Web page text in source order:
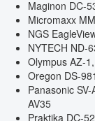
Maginon DC-
Micromaxx
NGS
NYTECH ND-
Olympus AZ-
Oregon DS-
Panasonic SV-
AV35
Praktika DC-52